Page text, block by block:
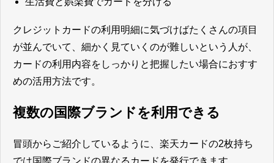
クレジットカードの利用明細に気づけばたくさんの項目
が並んでいて、細かく見ていくのが難しいという人が、
カードの利用内容をしっかりと把握したい場合におすす
めの活用方法です。
複数の国際ブランドを利用できる
冒頭からご紹介しているように、楽天カードの2枚持ち